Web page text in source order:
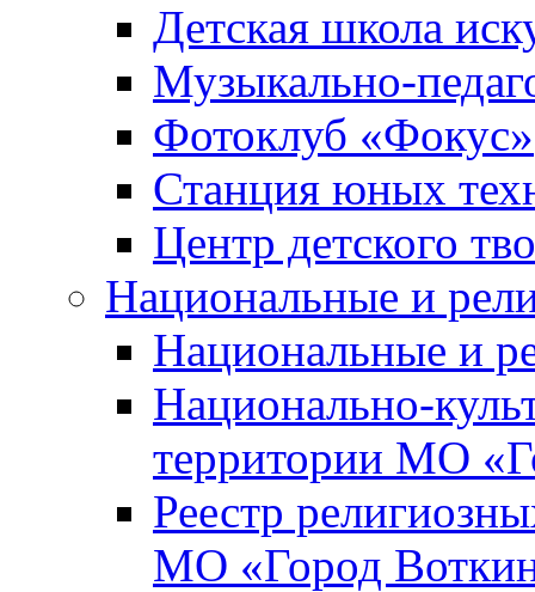
Детская школа
Музыкально-
Фотоклуб «Фокус»
Станция юных
Центр детского
Национальные и
Национальные и
Национально-
территории МО
Реестр
МО «Город